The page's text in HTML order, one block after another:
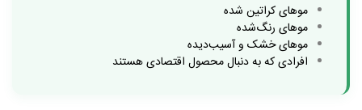
موهای کراتین شده
موهای رنگ‌شده
موهای خشک و آسیب‌دیده
افرادی که به دنبال محصول اقتصادی هستند